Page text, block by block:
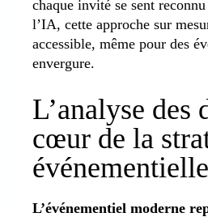
chaque invité se sent
l’IA, cette approche sur
accessible, même pour des
envergure.
L’analyse des
cœur de la
événementielle
L’événementiel moderne